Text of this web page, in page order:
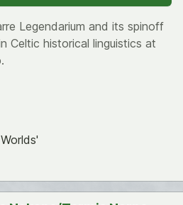
Legendarium and its spinoff
Celtic historical linguistics at